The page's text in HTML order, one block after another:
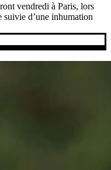
vendredi à Paris, lors
suivie d’une inhumation